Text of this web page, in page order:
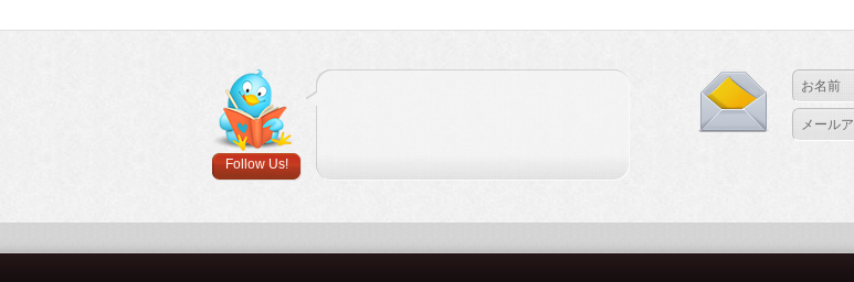
Follow Us!